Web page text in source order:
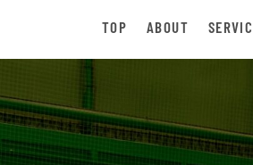
TOP ABOUT